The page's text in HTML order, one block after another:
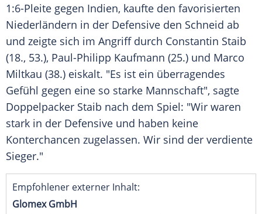
1:6-Pleite gegen Indien, kaufte den favorisierten
Niederländern in der Defensive den Schneid ab
und zeigte sich im Angriff durch Constantin Staib
(18., 53.), Paul-Philipp Kaufmann (25.) und Marco
Miltkau (38.) eiskalt. "Es ist ein überragendes
Gefühl gegen eine so starke Mannschaft", sagte
Doppelpacker Staib nach dem Spiel: "Wir waren
stark in der Defensive und haben keine
Konterchancen zugelassen. Wir sind der verdiente
Sieger."
Empfohlener externer Inhalt:
Glomex GmbH